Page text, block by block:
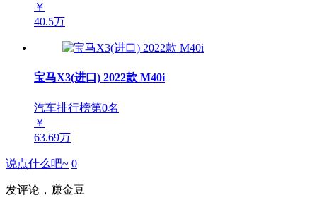
￥
40.5万
宝马X3(进口) 2022款 M40i
汽车排行榜第0名
￥
63.69万
说点什么吧~ 0
发评论，赚金豆